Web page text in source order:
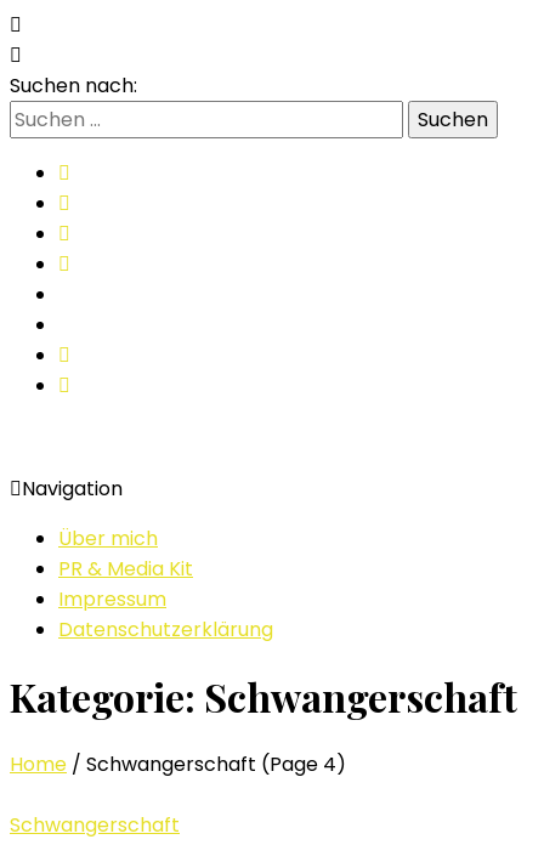
Suchen nach:
Navigation
Über mich
PR & Media Kit
Impressum
Datenschutzerklärung
Kategorie: Schwangerschaft
Home / Schwangerschaft (Page 4)
Schwangerschaft